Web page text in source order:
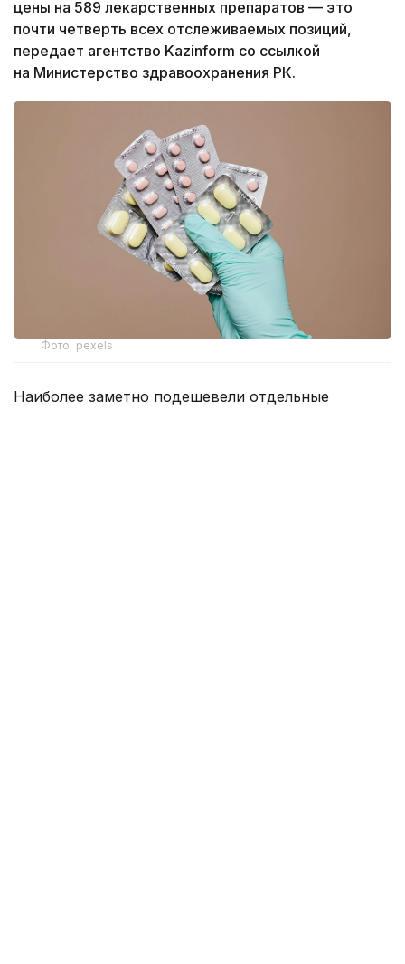
цены на 589 лекарственных препаратов — это
почти четверть всех отслеживаемых позиций,
передает агентство Kazinform со ссылкой
на Министерство здравоохранения РК.
Фото: pexels
Наиболее заметно подешевели отдельные